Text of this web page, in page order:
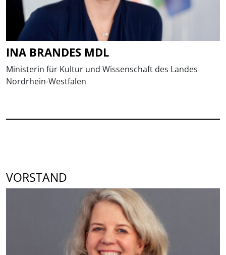
INA BRANDES MDL
Ministerin für Kultur und Wissenschaft des Landes
Nordrhein-Westfalen
VORSTAND